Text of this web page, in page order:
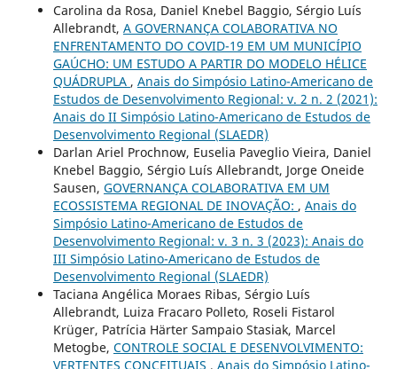
Carolina da Rosa, Daniel Knebel Baggio, Sérgio Luís
Allebrandt, A GOVERNANÇA COLABORATIVA NO
ENFRENTAMENTO DO COVID-19 EM UM MUNICÍPIO
GAÚCHO: UM ESTUDO A PARTIR DO MODELO HÉLICE
QUÁDRUPLA , Anais do Simpósio Latino-Americano de
Estudos de Desenvolvimento Regional: v. 2 n. 2 (2021):
Anais do II Simpósio Latino-Americano de Estudos de
Desenvolvimento Regional (SLAEDR)
Darlan Ariel Prochnow, Euselia Paveglio Vieira, Daniel
Knebel Baggio, Sérgio Luís Allebrandt, Jorge Oneide
Sausen, GOVERNANÇA COLABORATIVA EM UM
ECOSSISTEMA REGIONAL DE INOVAÇÃO: , Anais do
Simpósio Latino-Americano de Estudos de
Desenvolvimento Regional: v. 3 n. 3 (2023): Anais do
III Simpósio Latino-Americano de Estudos de
Desenvolvimento Regional (SLAEDR)
Taciana Angélica Moraes Ribas, Sérgio Luís
Allebrandt, Luiza Fracaro Polleto, Roseli Fistarol
Krüger, Patrícia Härter Sampaio Stasiak, Marcel
Metogbe, CONTROLE SOCIAL E DESENVOLVIMENTO:
VERTENTES CONCEITUAIS , Anais do Simpósio Latino-